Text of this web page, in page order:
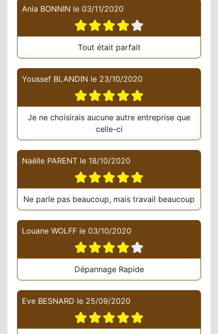
Ania BONNIN le 03/11/2020
Tout était parfait
Youssef BLANDIN le 23/10/2020
Je ne choisirais aucune autre entreprise que
celle-ci
Naëlle PARENT le 18/10/2020
Ne parle pas beaucoup, mais travail beaucoup
Louane WOLFF le 03/10/2020
Dépannage Rapide
Eve BESNARD le 25/09/2020